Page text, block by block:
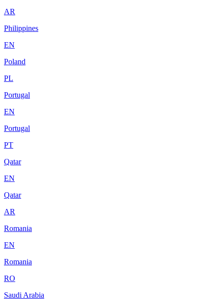
AR
Philippines
EN
Poland
PL
Portugal
EN
Portugal
PT
Qatar
EN
Qatar
AR
Romania
EN
Romania
RO
Saudi Arabia